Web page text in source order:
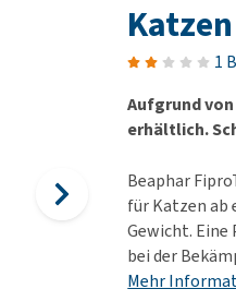
Medizinisches Zubehör
Alles ansehen
Katzen
1
Aufgrund
erhältlich.
Beaphar
für Katzen ab
Gewicht.
bei der
Mehr